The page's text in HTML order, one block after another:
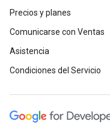
Precios y planes
Comunicarse con Ventas
Asistencia
Condiciones del Servicio